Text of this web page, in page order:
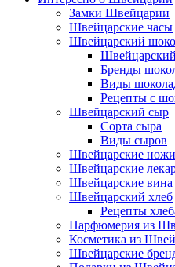
Замки Швейцарии
Швейцарские часы
Швейцарский
Бренды
Виды
Рецепты с
Швейцарский сыр
Сорта сыра
Виды сыров
Швейцарские ножи
Швейцарские
Швейцарские вина
Швейцарский хлеб
Рецепты
Парфюмерия из
Косметика из
Швейцарские